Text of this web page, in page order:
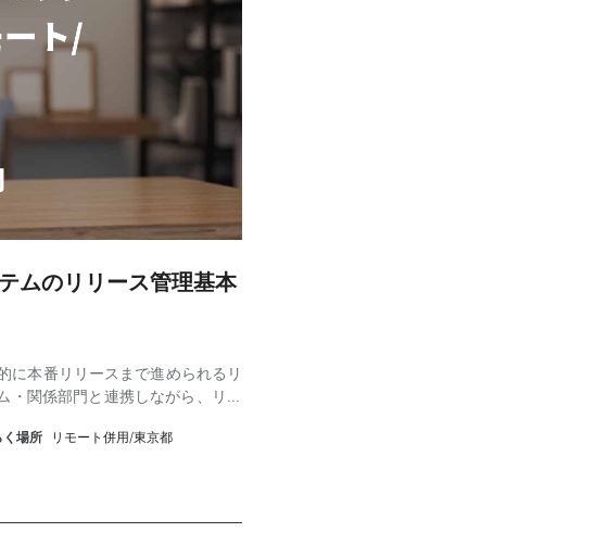
ムのリリース管理基本
本番リリースまで進められるリ
・関係部門と連携しながら、リリ
開発内容や影響範囲を理解した
品質を支えていただける方を求
囲の整理、変更内容の管理 ・開
く場所 リモート併用/東京都